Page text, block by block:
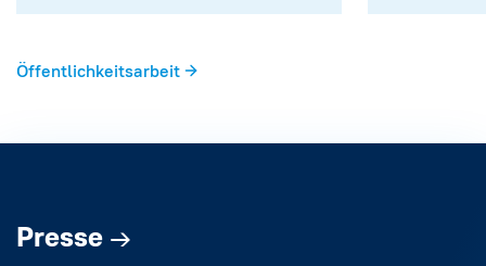
Öffentlichkeitsarbeit
Presse →